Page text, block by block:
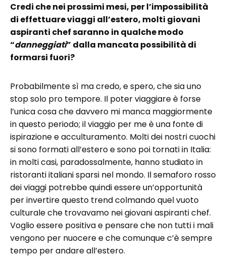
Credi che nei prossimi mesi, per l’impossibilità
di effettuare viaggi all’estero, molti giovani
aspiranti chef saranno in qualche modo
“danneggiati” dalla mancata possibilità di
formarsi fuori?
Probabilmente sì ma credo, e spero, che sia uno
stop solo pro tempore. Il poter viaggiare è forse
l’unica cosa che davvero mi manca maggiormente
in questo periodo; il viaggio per me è una fonte di
ispirazione e acculturamento. Molti dei nostri cuochi
si sono formati all’estero e sono poi tornati in Italia:
in molti casi, paradossalmente, hanno studiato in
ristoranti italiani sparsi nel mondo. Il semaforo rosso
dei viaggi potrebbe quindi essere un’opportunità
per invertire questo trend colmando quel vuoto
culturale che trovavamo nei giovani aspiranti chef.
Voglio essere positiva e pensare che non tutti i mali
vengono per nuocere e che comunque c’è sempre
tempo per andare all’estero.